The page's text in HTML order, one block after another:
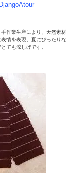
手作業生産により、天然素材
表情を表現。夏にぴったりな
ても涼しげです。